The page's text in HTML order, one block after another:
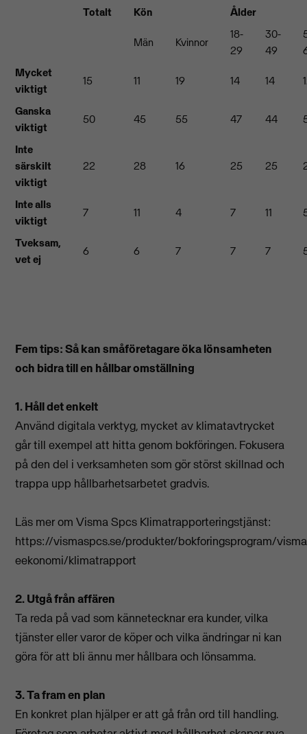
Totalt Kön Ålder
Män Kvinnor
18-
29
30-
49
Mycket
viktigt
15 11 19 14 14
Ganska
viktigt
50 45 55 47 44
Inte
särskilt
viktigt
22 28 16 25 25
Inte alls
viktigt
7 11 4 7 11
Tveksam,
vet ej
6 6 7 7 7
Fem tips: Så kan småföretagare öka lönsamheten
och bidra till en hållbar omställning
1. Håll det enkelt
Använd digitala verktyg, mycket av klimatavtrycket
går till exempel att hitta genom bokföringen. Fokusera
på den del i verksamheten som gör störst skillnad och
trappa upp hållbarhetsarbetet gradvis.
Läs mer om Visma Spcs Klimatrapporteringstjänst:
https://vismaspcs.se/produkter/bokforingsprogram/
eekonomi/klimatrapport
2. Utgå från affären
Ta reda på vad som kännetecknar era kunder, vilka
tjänster eller varor de köper och vilka ändringar ni kan
göra för att bli ännu mer hållbara och lönsamma.
3. Ta fram en plan
En konkret plan hjälper er att gå från ord till handling.